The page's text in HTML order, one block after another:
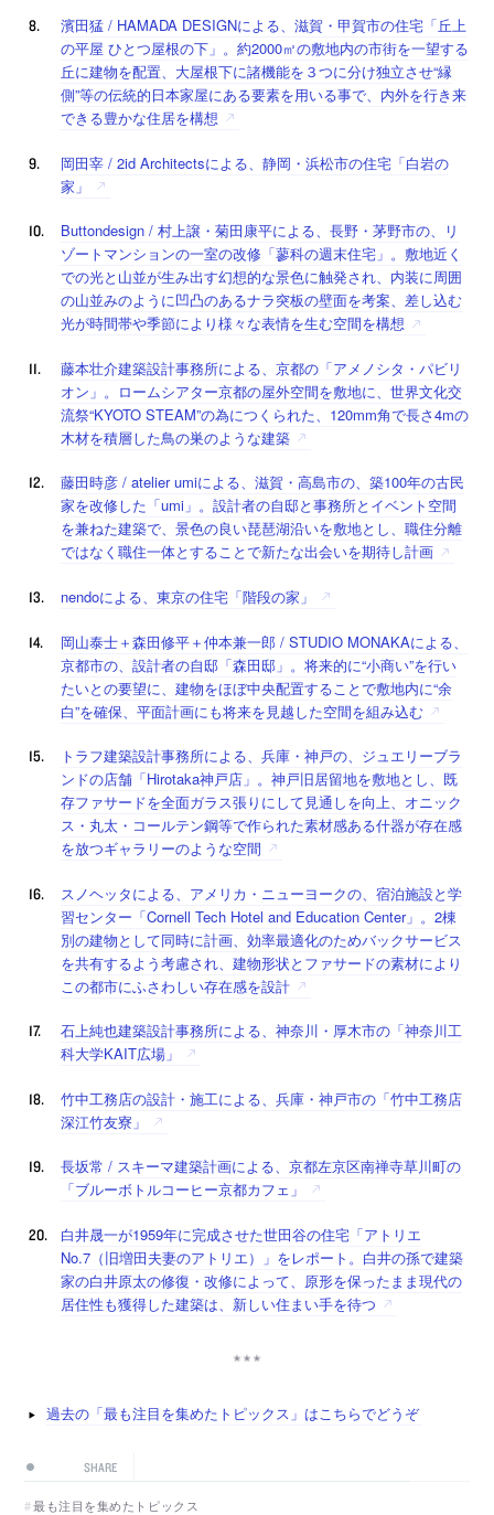
濱田猛 / HAMADA DESIGNによる、滋賀・甲賀市の住宅「丘上
の平屋 ひとつ屋根の下」。約2000㎡の敷地内の市街を一望する
丘に建物を配置、大屋根下に諸機能を３つに分け独立させ“縁
側”等の伝統的日本家屋にある要素を用いる事で、内外を行き来
できる豊かな住居を構想
岡田宰 / 2id Architectsによる、静岡・浜松市の住宅「白岩の
家」
Buttondesign / 村上譲・菊田康平による、長野・茅野市の、リ
ゾートマンションの一室の改修「蓼科の週末住宅」。敷地近く
での光と山並が生み出す幻想的な景色に触発され、内装に周囲
の山並みのように凹凸のあるナラ突板の壁面を考案、差し込む
光が時間帯や季節により様々な表情を生む空間を構想
藤本壮介建築設計事務所による、京都の「アメノシタ・パビリ
オン」。ロームシアター京都の屋外空間を敷地に、世界文化交
流祭“KYOTO STEAM”の為につくられた、120mm角で長さ4mの
木材を積層した鳥の巣のような建築
藤田時彦 / atelier umiによる、滋賀・高島市の、築100年の古民
家を改修した「umi」。設計者の自邸と事務所とイベント空間
を兼ねた建築で、景色の良い琵琶湖沿いを敷地とし、職住分離
ではなく職住一体とすることで新たな出会いを期待し計画
nendoによる、東京の住宅「階段の家」
岡山泰士＋森田修平＋仲本兼一郎 / STUDIO MONAKAによる、
京都市の、設計者の自邸「森田邸」。将来的に“小商い”を行い
たいとの要望に、建物をほぼ中央配置することで敷地内に“余
白”を確保、平面計画にも将来を見越した空間を組み込む
トラフ建築設計事務所による、兵庫・神戸の、ジュエリーブラ
ンドの店舗「Hirotaka神戸店」。神戸旧居留地を敷地とし、既
存ファサードを全面ガラス張りにして見通しを向上、オニック
ス・丸太・コールテン鋼等で作られた素材感ある什器が存在感
を放つギャラリーのような空間
スノヘッタによる、アメリカ・ニューヨークの、宿泊施設と学
習センター「Cornell Tech Hotel and Education Center」。2棟
別の建物として同時に計画、効率最適化のためバックサービス
を共有するよう考慮され、建物形状とファサードの素材により
この都市にふさわしい存在感を設計
石上純也建築設計事務所による、神奈川・厚木市の「神奈川工
科大学KAIT広場」
竹中工務店の設計・施工による、兵庫・神戸市の「竹中工務店
深江竹友寮」
長坂常 / スキーマ建築計画による、京都左京区南禅寺草川町の
「ブルーボトルコーヒー京都カフェ」
白井晟一が1959年に完成させた世田谷の住宅「アトリエ
No.7（旧増田夫妻のアトリエ）」をレポート。白井の孫で建築
家の白井原太の修復・改修によって、原形を保ったまま現代の
居住性も獲得した建築は、新しい住まい手を待つ
過去の「最も注目を集めたトピックス」はこちらでどうぞ
SHARE
最も注目を集めたトピックス